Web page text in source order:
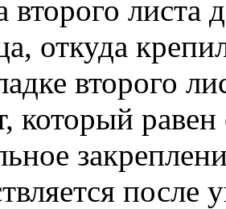
второго листа
откуда
второго
который
после